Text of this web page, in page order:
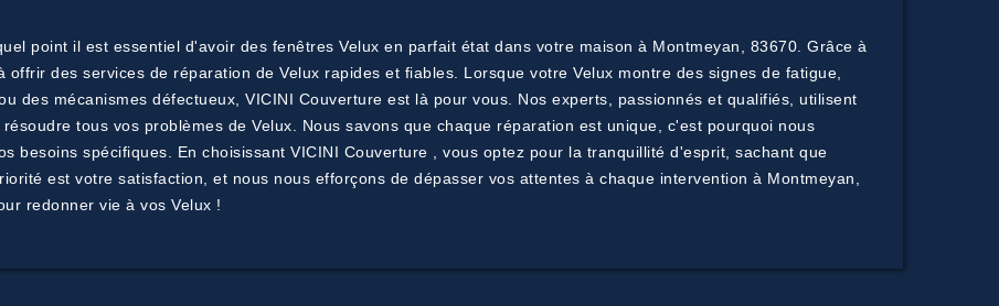
point il est essentiel d'avoir des fenêtres Velux en parfait état dans votre maison à Montmeyan, 83670. Grâce à
des services de réparation de Velux rapides et fiables. Lorsque votre Velux montre des signes de fatigue,
des mécanismes défectueux, VICINI Couverture est là pour vous. Nos experts, passionnés et qualifiés, utilisent
tous vos problèmes de Velux. Nous savons que chaque réparation est unique, c'est pourquoi nous
besoins spécifiques. En choisissant VICINI Couverture , vous optez pour la tranquillité d'esprit, sachant que
est votre satisfaction, et nous nous efforçons de dépasser vos attentes à chaque intervention à Montmeyan,
redonner vie à vos Velux !